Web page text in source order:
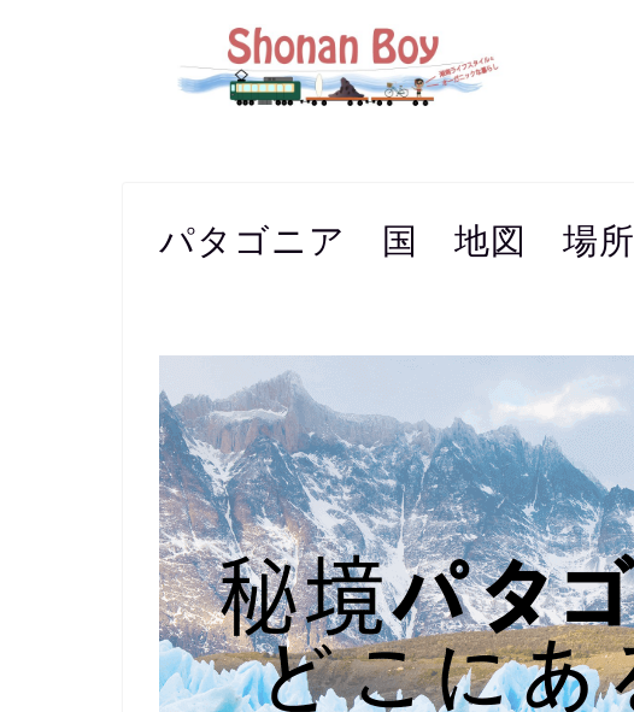
パタゴニア 国 地図 場所